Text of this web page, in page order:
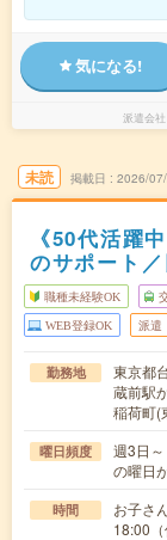
気になる!
派遣会社
未読 掲載日 2026/
《50代活躍
のサポート
職種未経験OK
WEB登録OK 派遣
勤務地
東京都
蔵前駅
稲荷町(
曜日頻度
週3日
の曜日
時間
お子さ
18:00